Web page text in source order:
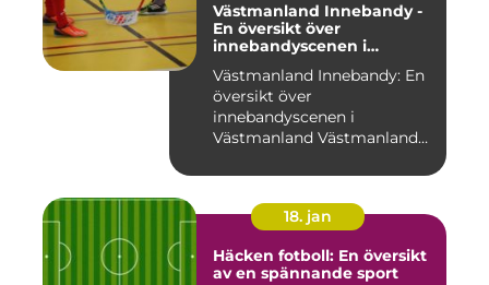
Västmanland Innebandy -
En översikt över
innebandyscenen i
Västmanland Innebandy: En
översikt över
innebandyscenen i
Västmanland Västmanland
18. jan
Häcken fotboll: En översikt
av en spännande sport